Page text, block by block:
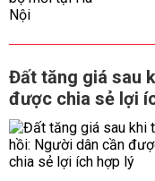
Đất tăng giá sau
được chia sẻ lợi